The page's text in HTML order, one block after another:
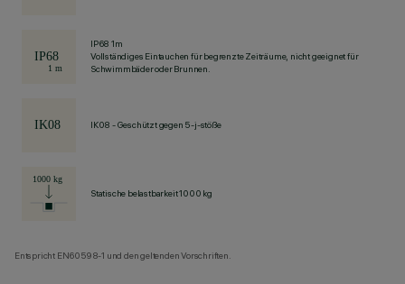
IP68 1m
Vollständiges Eintauchen für begrenzte Zeiträume, nicht geeignet für
Schwimmbäder oder Brunnen.
IK08 - Geschützt gegen 5-j-stöße
Statische belastbarkeit 1000 kg
Entspricht EN60598-1 und den geltenden Vorschriften.